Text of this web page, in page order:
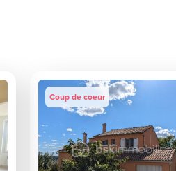
Coup de coeur